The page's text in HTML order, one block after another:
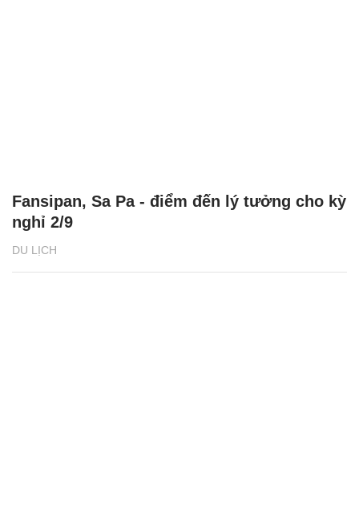
DU LỊCH
Fansipan, Sa Pa - điểm đến lý tưởng cho kỳ
nghỉ 2/9